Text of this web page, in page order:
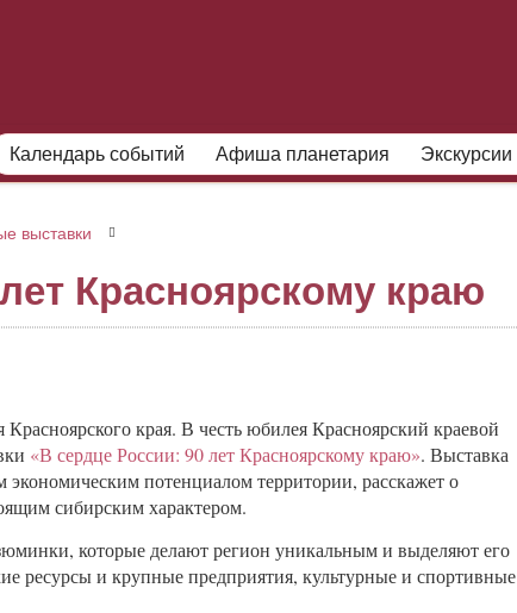
Календарь событий Афиша планетария Экскурсии
выставки
Красноярскому краю
края. В честь юбилея Красноярский краевой
«В сердце России: 90 лет Красноярскому краю». Выставка
потенциалом территории, расскажет о
сибирским характером.
которые делают регион уникальным и выделяют его
ресурсы и крупные предприятия, культурные и спортивные